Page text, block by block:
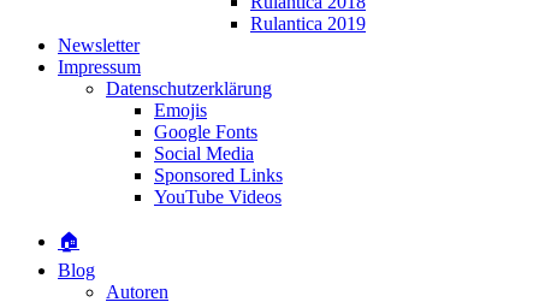
Rulantica 2019
Newsletter
Impressum
Datenschutzerklärung
Emojis
Google Fonts
Social Media
Sponsored Links
YouTube Videos
🏠
Blog
Autoren